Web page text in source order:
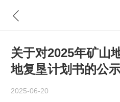
关于对2025年矿山
地复垦计划书的公
2025-06-20